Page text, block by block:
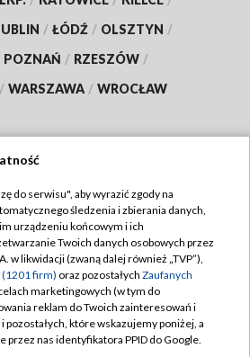
/ ŁÓDŹ / OLSZTYN /
POZNAŃ / RZESZÓW /
/ WARSZAWA / WROCŁAW
TVP
Cyfrowa
Regulamin TVP
prywatności
Moje zgody
Pomoc
do serwisu", aby wyrazić zgody na
śledzenia i zbierania danych,
urządzeniu końcowym i ich
Twoich danych osobowych przez
w likwidacji (zwaną dalej również „TVP”),
(1201 firm) oraz pozostałych Zaufanych
marketingowych (w tym do
reklam do Twoich zainteresowań i
które wskazujemy poniżej, a
przez nas identyfikatora PPID do Google.